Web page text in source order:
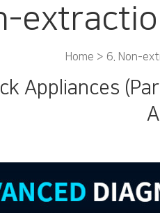
Home > 6. Non-
Appliances